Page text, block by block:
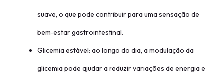
suave, o que pode contribuir para uma sensação de
bem‑estar gastrointestinal.
Glicemia estável: ao longo do dia, a modulação da
glicemia pode ajudar a reduzir variações de energia e